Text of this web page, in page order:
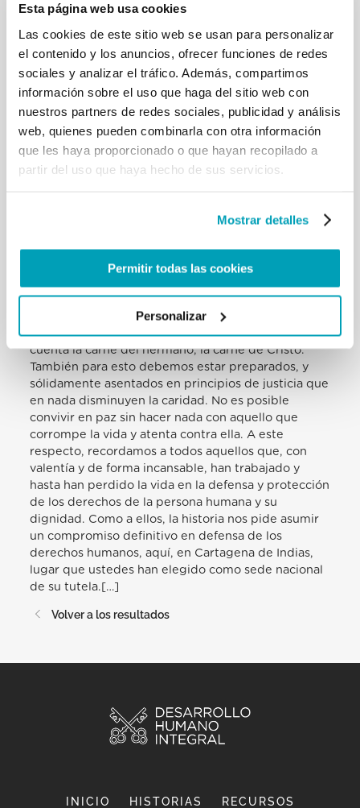
Esta página web usa cookies
Las cookies de este sitio web se usan para personalizar
el contenido y los anuncios, ofrecer funciones de redes
sociales y analizar el tráfico. Además, compartimos
información sobre el uso que haga del sitio web con
nuestros partners de redes sociales, publicidad y análisis
web, quienes pueden combinarla con otra información
que les haya proporcionado o que hayan recopilado a
partir del uso que haya hecho de sus servicios.
Mostrar detalles
Permitir todas las cookies
Personalizar
tantas esperanzas y destruyendo tantas familias.
Pienso también en otros dramas: «en la devastación
la tragedia de la explotación laboral; pienso en el
blanqueo ilícito de dinero así como en la
especulación financiera, que a menudo asume
rasgos perjudiciales y demoledores para enteros
sistemas económicos y sociales, exponiendo a la
pobreza a millones de hombres y mujeres; pienso
en la prostitución que cada día cosecha víctimas
de seres humanos, en los delitos y abusos contra los
horror en muchas partes del mundo, en la tragedia
frecuentemente desatendida de los emigrantes
ilegalidad» (Mensaje para la Jornada Mundial de la
Paz 2014, 8); e incluso, también se especula en una
«aséptica legalidad» pacifista que no tiene en
cuenta la carne del hermano, la carne de Cristo.
También para esto debemos estar preparados, y
sólidamente asentados en principios de justicia que
en nada disminuyen la caridad. No es posible
convivir en paz sin hacer nada con aquello que
corrompe la vida y atenta contra ella. A este
respecto, recordamos a todos aquellos que, con
valentía y de forma incansable, han trabajado y
hasta han perdido la vida en la defensa y protección
de los derechos de la persona humana y su
dignidad. Como a ellos, la historia nos pide asumir
un compromiso definitivo en defensa de los
derechos humanos, aquí, en Cartagena de Indias,
lugar que ustedes han elegido como sede nacional
de su tutela.[…]
Volver a los resultados
INICIO HISTORIAS RECURSOS